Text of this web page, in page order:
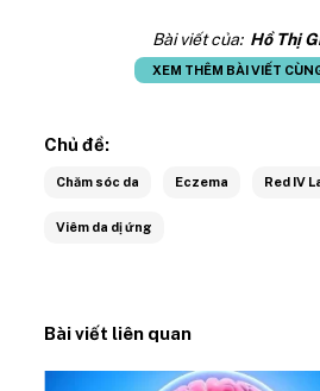
Bài viết của: Hồ Thị
XEM THÊM BÀI VIẾT
Chủ đề:
Chăm sóc da Eczema Red IV
Viêm da dị ứng
Bài viết liên quan